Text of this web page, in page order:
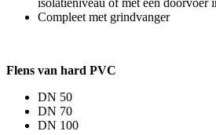
isolatieniveau of met een doorvoer
Compleet met grindvanger
Flens van hard PVC
DN 50
DN 70
DN 100